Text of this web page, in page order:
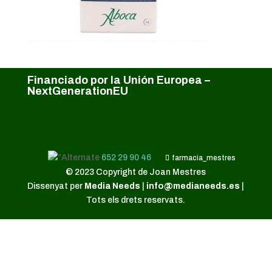
Financiado por la Unión Europea –
NextGenerationEU
652 29 90 46 farmacia_mestres
© 2023 Copyright de Joan Mestres
Dissenyat per Media Needs info@medianeeds.es
Tots els drets reservats.